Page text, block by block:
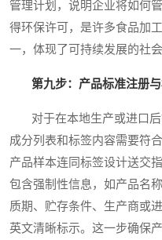
管理计划，说明企业将如何
得环保许可，是许多食品加
一，体现了可持续发展的社会
第九步：产品标准注册
对于在本地生产或进口后
成分列表和标签内容需要符
产品样本连同标签设计送交
包含强制性信息，如产品名
质期、贮存条件、生产商或
英文清晰标示。这一步确保